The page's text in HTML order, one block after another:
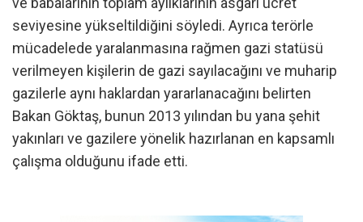
seviyesine yükseltildiğini söyledi. Ayrıca terörle
mücadelede yaralanmasına rağmen gazi statüsü
verilmeyen kişilerin de gazi sayılacağını ve muharip
gazilerle aynı haklardan yararlanacağını belirten
Bakan Göktaş, bunun 2013 yılından bu yana şehit
yakınları ve gazilere yönelik hazırlanan en kapsamlı
çalışma olduğunu ifade etti.